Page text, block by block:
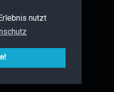
nutzt